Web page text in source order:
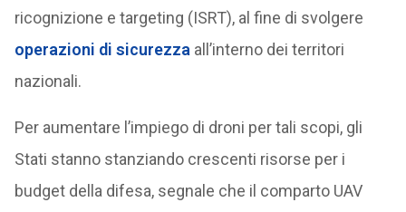
ricognizione e targeting (ISRT), al fine di svolgere
operazioni di sicurezza all’interno dei territori
nazionali.
Per aumentare l’impiego di droni per tali scopi, gli
Stati stanno stanziando crescenti risorse per i
budget della difesa, segnale che il comparto UAV